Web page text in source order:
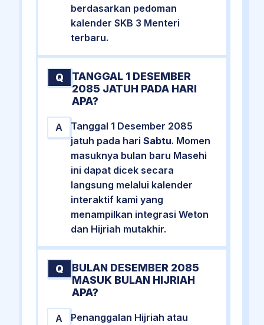
berdasarkan pedoman
kalender SKB 3 Menteri
terbaru.
Q
TANGGAL 1 DESEMBER
2085 JATUH PADA HARI
APA?
A
Tanggal 1 Desember 2085
jatuh pada hari Sabtu. Momen
masuknya bulan baru Masehi
ini dapat dicek secara
langsung melalui kalender
interaktif kami yang
menampilkan integrasi Weton
dan Hijriah mutakhir.
Q
BULAN DESEMBER 2085
MASUK BULAN HIJRIAH
APA?
A
Penanggalan Hijriah atau